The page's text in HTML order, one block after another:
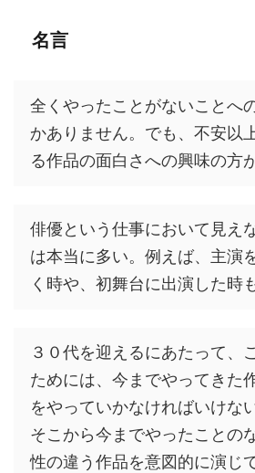
名言
全くやったことがないことへ
かありません。でも、不安以
る作品の面白さへの興味の方
俳優という仕事において見え
は本当に多い。例えば、主演
く時や、初舞台に出演した時
３０代を迎えるにあたって、
ためには、今までやってきた
をやっていかなければいけな
そこから今までやったことの
性の違う作品を意図的に演じ